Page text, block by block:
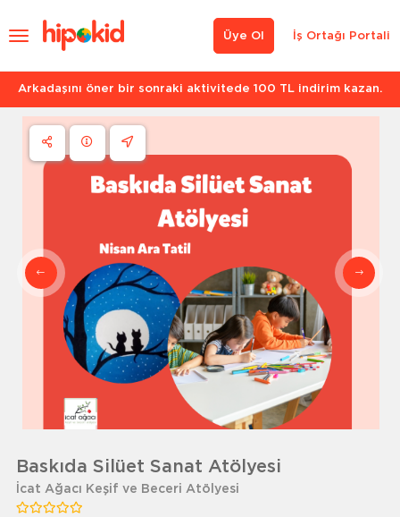
İş Ortağı Portali
Üye Ol
Arkadaşını öner bir sonraki aktivitede 100 TL indirim kazan.
Baskıda Silüet Sanat Atölyesi
İcat Ağacı Keşif ve Beceri Atölyesi